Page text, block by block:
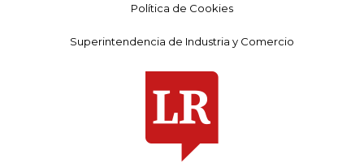
Política de Cookies
Superintendencia de Industria y Comercio